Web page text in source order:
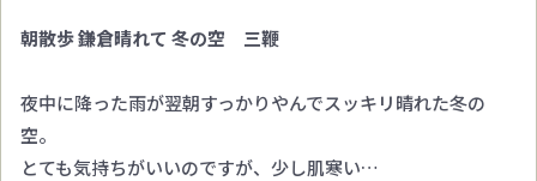
朝散歩 鎌倉晴れて 冬の空 三鞭
夜中に降った雨が翌朝すっかりやんでスッキリ晴れた冬の
空。
とても気持ちがいいのですが、少し肌寒い…